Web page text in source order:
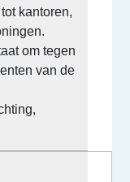
kantoren,
om tegen
van de